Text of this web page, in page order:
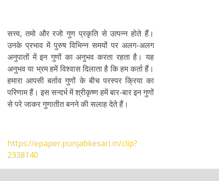
सत्त्व, तमो और रजो गुण प्रकृति से उत्पन्न होते हैं।
उनके प्रभाव में पुरुष विभिन्न समयों पर अलग-अलग
अनुपातों में इन गुणों का अनुभव करता रहता है। यह
अनुभव या भ्रम हमें विश्वास दिलाता है कि हम कर्ता हैं।
हमारा आपसी बर्ताव गुणों के बीच परस्पर क्रिया का
परिणाम हैं। इस सन्दर्भ में श्रीकृष्ण हमें बार-बार इन गुणों
से परे जाकर गुणातीत बनने की सलाह देते हैं।
https://epaper.punjabkesari.in/clip?
2338140